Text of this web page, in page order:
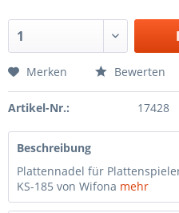
Merken Bewerten
Artikel-Nr.: 17428
Beschreibung
Plattennadel für
KS-185 von Wifona mehr